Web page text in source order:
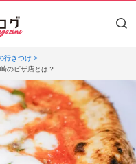
行きつけ
のピザ店とは？